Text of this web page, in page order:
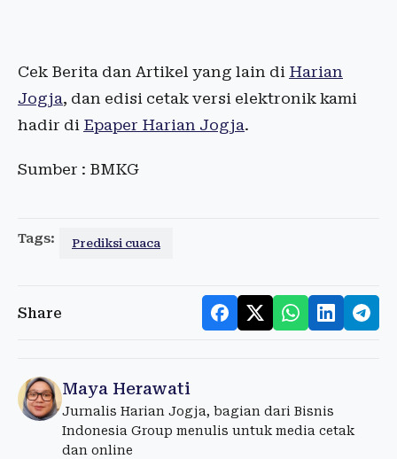
Cek Berita dan Artikel yang lain di Harian
Jogja, dan edisi cetak versi elektronik kami
hadir di Epaper Harian Jogja.
Sumber : BMKG
Tags: Prediksi cuaca
Share
Maya Herawati
Jurnalis Harian Jogja, bagian dari Bisnis
Indonesia Group menulis untuk media cetak
dan online